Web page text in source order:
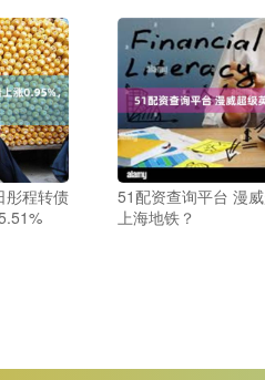
彤程转债
51配资查询平台 漫
上海地铁？